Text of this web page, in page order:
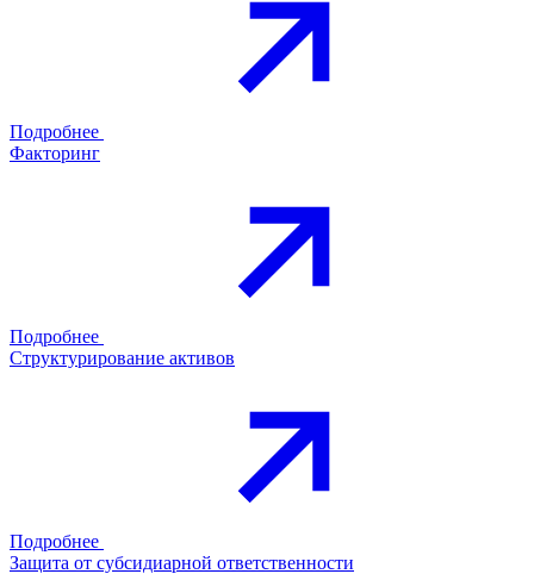
Подробнее
Факторинг
Подробнее
Структурирование активов
Подробнее
Защита от субсидиарной ответственности